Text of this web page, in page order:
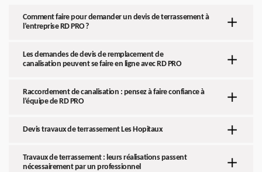
Comment faire pour demander un devis de terrassement à
l’entreprise RD PRO ?
Les demandes de devis de remplacement de
canalisation peuvent se faire en ligne avec RD PRO
Raccordement de canalisation : pensez à faire confiance à
l’équipe de RD PRO
Devis travaux de terrassement Les Hopitaux
Travaux de terrassement : leurs réalisations passent
nécessairement par un professionnel